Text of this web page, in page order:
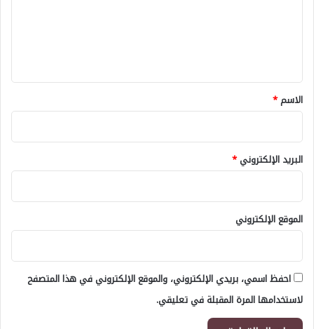
*
الاسم*
البريد الإلكتروني*
الموقع الإلكتروني
احفظ اسمي، بريدي الإلكتروني، والموقع الإلكتروني في هذا المتصفح
لاستخدامها المرة المقبلة في تعليقي.